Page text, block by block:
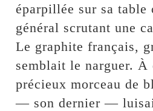
éparpillée sur sa table
général scrutant une
Le graphite français,
semblait le narguer. À
précieux morceau de
— son dernier —